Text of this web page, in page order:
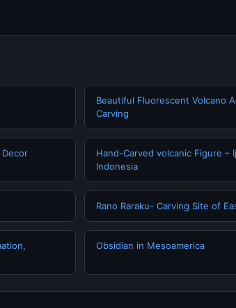
Beautiful Fluorescent Volcano
Carving
Hand-Carved volcanic Figure –
Indonesia
Rano Raraku- Carving Site of
Obsidian in Mesoamerica